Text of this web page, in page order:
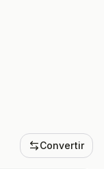
Convertir